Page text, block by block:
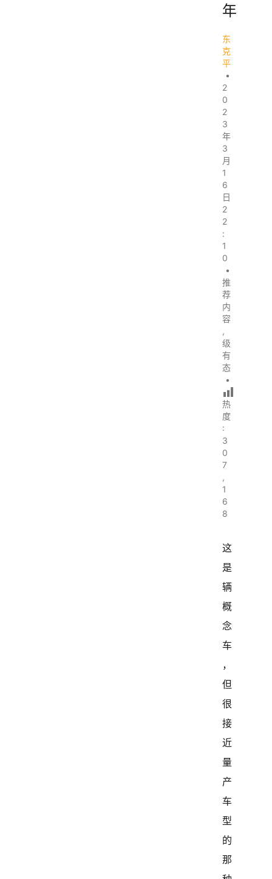
年
东
克
平
•
2
0
2
3
年
3
月
1
6
日
2
2
:
1
0
•
推
荐
内
容
,
级
有
态
•
热
度
:
3
0
7
,
1
6
8
这
是
辆
概
念
车
，
但
很
接
近
量
产
车
型
的
那